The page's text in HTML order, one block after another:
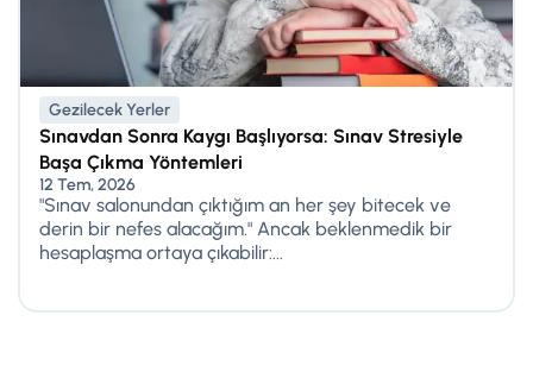
Gezilecek Yerler
Sınavdan Sonra Kaygı Başlıyorsa: Sınav Stresiyle
Başa Çıkma Yöntemleri
12 Tem, 2026
"Sınav salonundan çıktığım an her şey bitecek ve
derin bir nefes alacağım." Ancak beklenmedik bir
hesaplaşma ortaya çıkabilir:...